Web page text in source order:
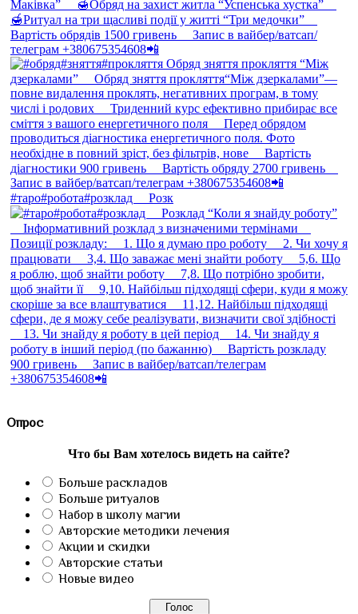
#таро#робота#розклад ⠀ Розк
Опрос
Что бы Вам хотелось видеть на сайте?
Больше раскладов
Больше ритуалов
Набор в школу магии
Авторские методики лечения
Акции и скидки
Авторские статьи
Новые видео